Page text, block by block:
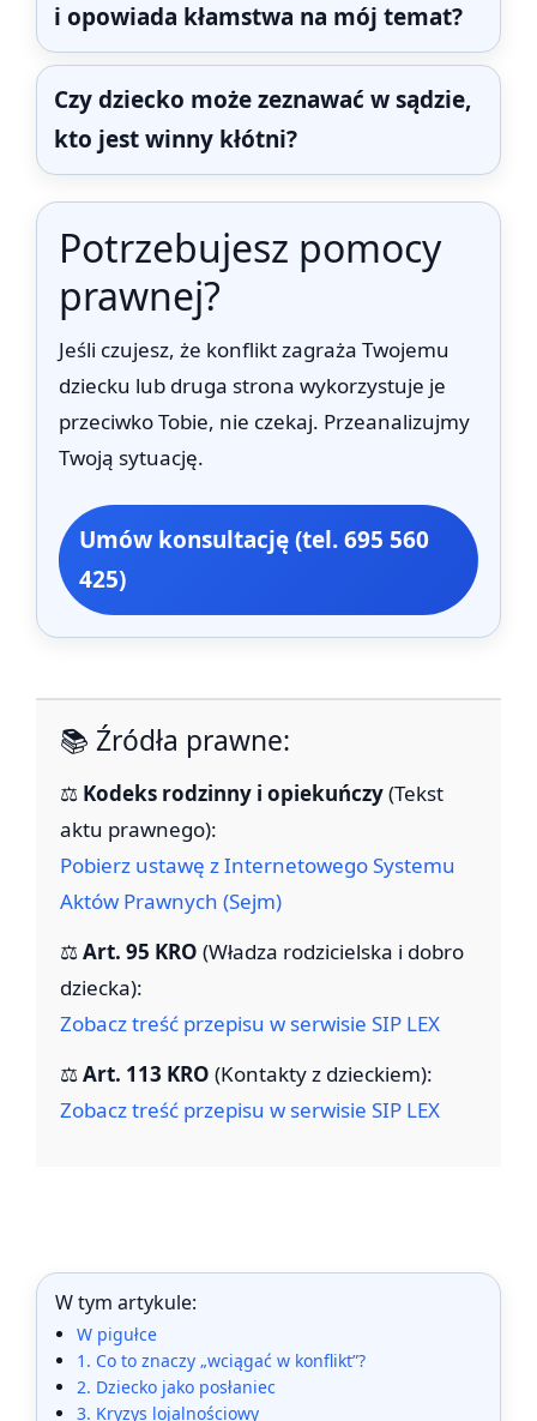
i opowiada kłamstwa na mój temat?
Czy dziecko może zeznawać w sądzie,
kto jest winny kłótni?
Potrzebujesz pomocy
prawnej?
Jeśli czujesz, że konflikt zagraża Twojemu
dziecku lub druga strona wykorzystuje je
przeciwko Tobie, nie czekaj. Przeanalizujmy
Twoją sytuację.
Umów konsultację (tel. 695 560
425)
📚 Źródła prawne:
⚖️ Kodeks rodzinny i opiekuńczy(Tekst
aktu prawnego):
Pobierz ustawę z Internetowego Systemu
Aktów Prawnych (Sejm)
⚖️Art. 95 KRO (Władza rodzicielska i dobro
dziecka):
Zobacz treść przepisu w serwisie SIP LEX
⚖️Art. 113 KRO (Kontakty z dzieckiem):
Zobacz treść przepisu w serwisie SIP LEX
W tym artykule:
W pigułce
1. Co to znaczy „wciągać w konflikt”?
2. Dziecko jako posłaniec
3. Kryzys lojalnościowy